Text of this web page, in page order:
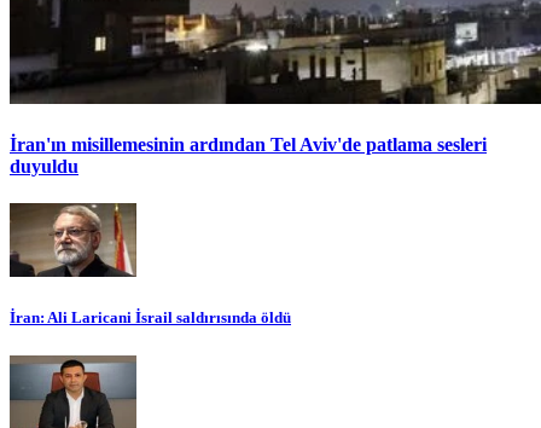
İran'ın misillemesinin ardından Tel Aviv'de patlama sesleri
duyuldu
İran: Ali Laricani İsrail saldırısında öldü